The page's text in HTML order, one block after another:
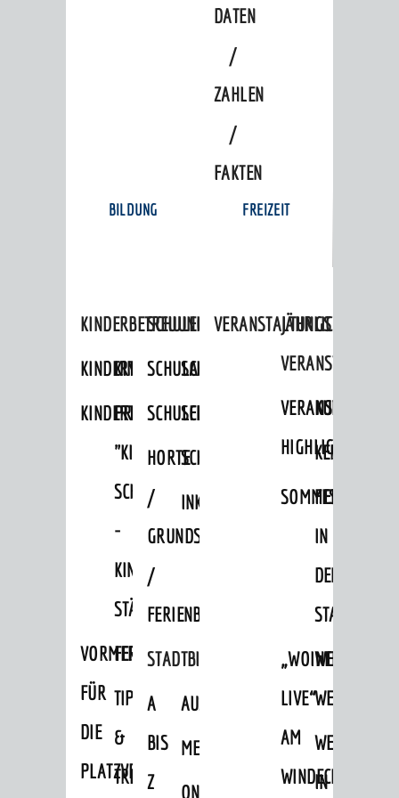
DATEN
/
ZAHLEN
/
FAKTEN
BILDUNG
KINDERBETREUUNG
KINDERTAGESPFLEGE
KINDERKRIPPEN
KINDERTAGESSTÄTTEN
PROJEKT
"KINDER
SCHÜTZEN
-
KINDER
STÄRKEN"
VORMERKVERFAHREN
FÜR
DIE
PLATZVERGABE
FERIENANGEBOTE
TIPPS
&
TREFFS
SCHULEN
SCHULARTEN
SCHULVERWALTUNG
SCHULFERIEN
SCHÜLERBEFÖRDERUNG
HORTE
/
GRUNDSCHULBETREUUNG
/
FERIENBETREUUNG
SCHULSOZIALARBEIT
INKLUSION
STADTBIBLIOTHEK
A
BIS
Z
AUSLEIHE
MEDIENANGEBOTE
ONLINE-
FREIZEIT
VERANSTALTUNGSKALENDER
JÄHRLICHE
HIGHLIGHTS
KERWE
SOMMERTAGSZUG
FESTE
IN
DEN
STADTTEILEN
„WOINEM
LIVE“
AM
WINDECKPLATZ
WEINHEIMER
IN
AKTUELLES